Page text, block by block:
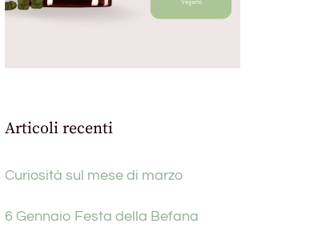
Articoli recenti
Curiosità sul mese di marzo
6 Gennaio Festa della Befana